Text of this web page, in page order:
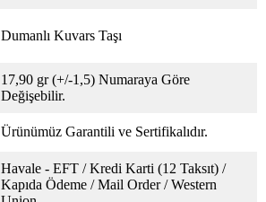
Dumanlı Kuvars Taşı
17,90 gr (+/-1,5) Numaraya Göre
Değişebilir.
Ürünümüz Garantili ve Sertifikalıdır.
Havale - EFT / Kredi Karti (12 Taksıt) /
Kapıda Ödeme / Mail Order / Western